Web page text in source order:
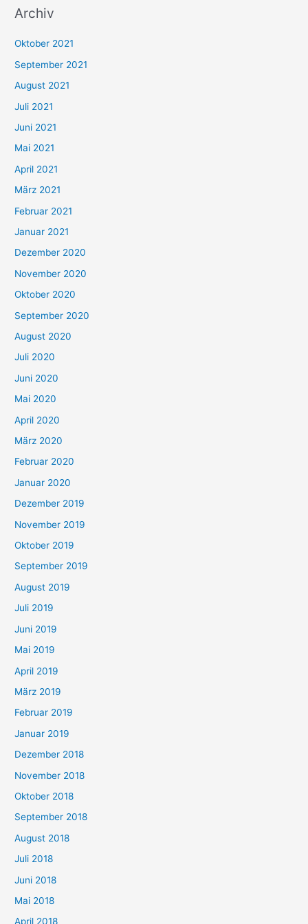
c
n
n
a
c
h
:
Archiv
Oktober 2021
September 2021
August 2021
Juli 2021
Juni 2021
Mai 2021
April 2021
März 2021
Februar 2021
Januar 2021
Dezember 2020
November 2020
Oktober 2020
September 2020
August 2020
Juli 2020
Juni 2020
Mai 2020
April 2020
März 2020
Februar 2020
Januar 2020
Dezember 2019
November 2019
Oktober 2019
September 2019
August 2019
Juli 2019
Juni 2019
Mai 2019
April 2019
März 2019
Februar 2019
Januar 2019
Dezember 2018
November 2018
Oktober 2018
September 2018
August 2018
Juli 2018
Juni 2018
Mai 2018
April 2018